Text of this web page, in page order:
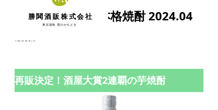
勝鬨酒販株式会社
東京築地 酒のかちどき
今月のおすすめ本格焼酎 2024.04
katidoki
再販決定！酒屋大賞2連覇の芋焼酎